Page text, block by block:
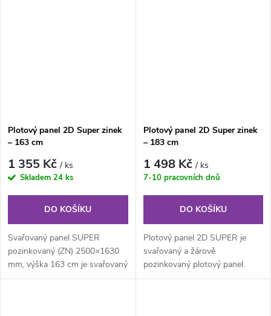
Plotový panel 2D Super zinek
– 163 cm
1 355 Kč/ ks
Skladem 24 ks
DO KOŠÍKU
Svařovaný panel SUPER
pozinkovaný (ZN) 2500×1630
mm, výška 163 cm je svařovaný
pozinkovaný plotový panel o
Plotový panel 2D Super zinek
– 183 cm
1 498 Kč/ ks
7-10 pracovních dnů
DO KOŠÍKU
Plotový panel 2D SUPER je
svařovaný a žárově
pozinkovaný plotový panel.
Plotový panel 2D SUPER je